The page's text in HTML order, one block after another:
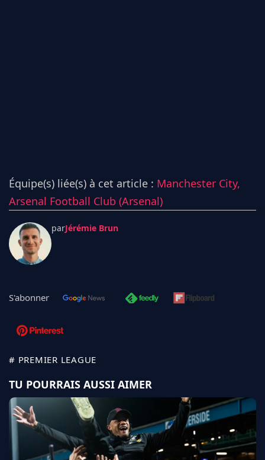
Équipe(s) liée(s) à cet article : Manchester City,
Arsenal Football Club (Arsenal)
parJérémie Brun
S'abonner
# PREMIER LEAGUE
TU POURRAIS AUSSI AIMER